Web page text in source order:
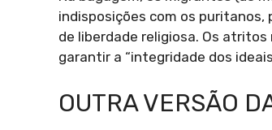
indisposições com os puritanos,
de liberdade religiosa. Os
garantir a “integridade dos
OUTRA VERSÃO